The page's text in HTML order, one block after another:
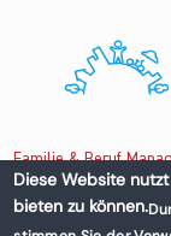
Familie & Beruf
Untere Donaustraße
Diese Website
bieten zu können.